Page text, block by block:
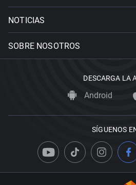
NOTICIAS
SOBRE NOSOTROS
DESCARGA LA
Android
SÍGUENOS